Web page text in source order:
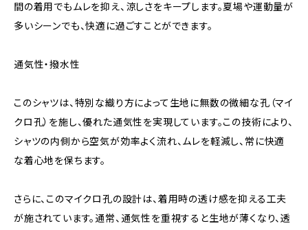
間の着用でもムレを抑え、涼しさをキープします。夏場や運動量が
多いシーンでも、快適に過ごすことができます。
通気性・撥水性
このシャツは、特別な織り方によって生地に無数の微細な孔（マイ
クロ孔）を施し、優れた通気性を実現しています。この技術により、
シャツの内側から空気が効率よく流れ、ムレを軽減し、常に快適
な着心地を保ちます。
さらに、このマイクロ孔の設計は、着用時の透け感を抑える工夫
が施されています。通常、通気性を重視すると生地が薄くなり、透